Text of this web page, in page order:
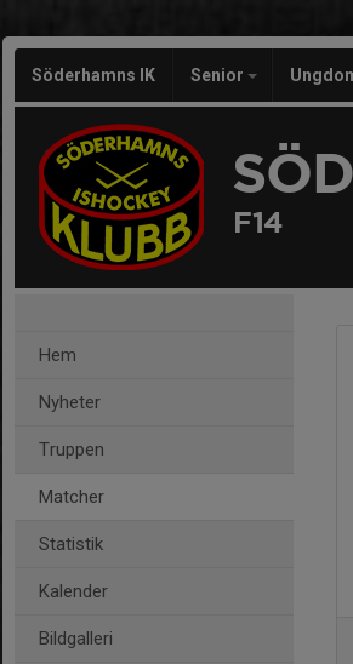
Söderhamns IK Senior
F14
Hem
Nyheter
Truppen
Matcher
Statistik
Kalender
Bildgalleri